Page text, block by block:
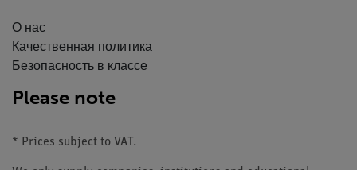
О нас
Качественная политика
Безопасность в классе
Please note
* Prices subject to VAT.